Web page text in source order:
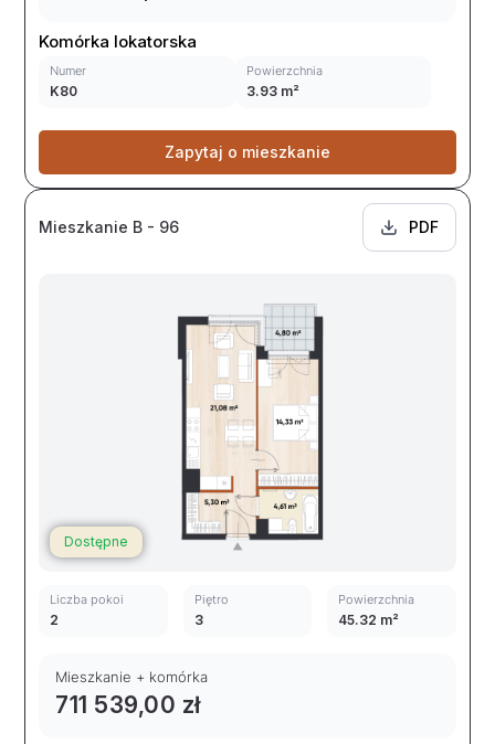
Komórka lokatorska
Numer
K80
Powierzchnia
3.93 m²
Zapytaj o mieszkanie
Mieszkanie B - 96 PDF
Dostępne
Liczba pokoi
2
Piętro
3
Powierzchnia
45.32 m²
Mieszkanie + komórka
711 539,00 zł